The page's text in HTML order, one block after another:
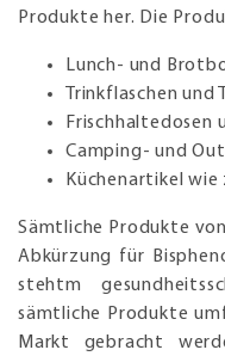
Produkte her. Die
Lunch- und
Trinkflaschen
Frischhaltedosen
Camping- und
Küchenartikel wie
Sämtliche Produkte
Abkürzung für
stehtm
sämtliche Produkte
Markt gebracht